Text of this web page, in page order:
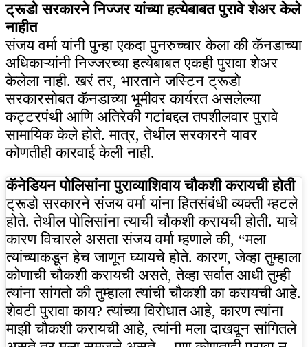
ट्रूडो सरकारने निज्जर यांच्या हत्येबाबत पुरावे शेअर केले
नाहीत
संजय वर्मा यांनी पुन्हा एकदा पुनरुच्चार केला की कॅनडाच्या
अधिकाऱ्यांनी निज्जरच्या हत्येबाबत एकही पुरावा शेअर
केलेला नाही. खरं तर, भारताने जस्टिन ट्रूडो
सरकारसोबत कॅनडाच्या भूमीवर कार्यरत असलेल्या
कट्टरपंथी आणि अतिरेकी गटांबद्दल तपशीलवार पुरावे
सामायिक केले होते. मात्र, तेथील सरकारने यावर
कोणतीही कारवाई केली नाही.
कॅनेडियन पोलिसांना पुराव्याशिवाय चौकशी करायची होती
ट्रूडो सरकारने संजय वर्मा यांना हितसंबंधी व्यक्ती म्हटले
होते. तेथील पोलिसांना त्याची चौकशी करायची होती. याचे
कारण विचारले असता संजय वर्मा म्हणाले की, “मला
त्यांच्याकडून हेच ​​जाणून घ्यायचे होते. कारण, जेव्हा तुम्हाला
कोणाची चौकशी करायची असते, तेव्हा सर्वात आधी तुम्ही
त्यांना सांगतो की तुम्हाला त्यांची चौकशी का करायची आहे.
शेवटी पुरावा काय? त्यांच्या विरोधात आहे, कारण त्यांना
माझी चौकशी करायची आहे, त्यांनी मला दाखवून सांगितले